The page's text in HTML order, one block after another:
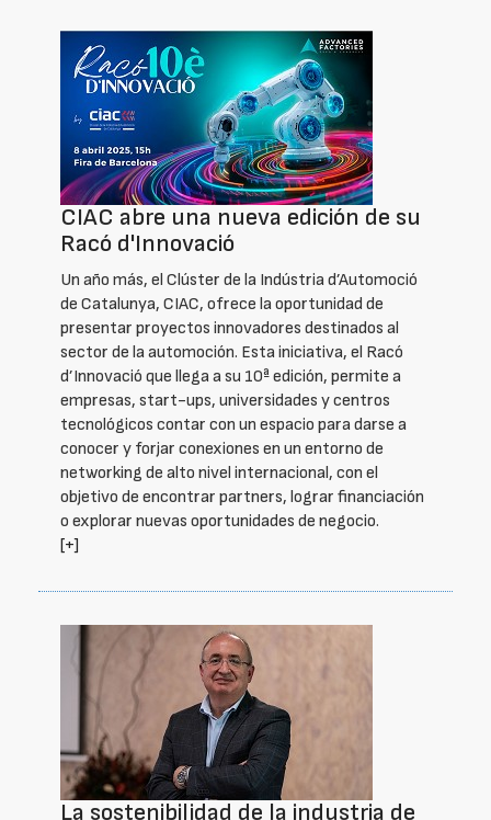
CIAC abre una nueva edición de su
Racó d'Innovació
Un año más, el Clúster de la Indústria d’Automoció
de Catalunya, CIAC, ofrece la oportunidad de
presentar proyectos innovadores destinados al
sector de la automoción. Esta iniciativa, el Racó
d’Innovació que llega a su 10ª edición, permite a
empresas, start-ups, universidades y centros
tecnológicos contar con un espacio para darse a
conocer y forjar conexiones en un entorno de
networking de alto nivel internacional, con el
objetivo de encontrar partners, lograr financiación
o explorar nuevas oportunidades de negocio.
[+]
La sostenibilidad de la industria de